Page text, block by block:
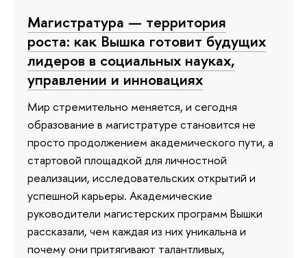
Магистратура — территория
роста: как Вышка готовит будущих
лидеров в социальных науках,
управлении и инновациях
Мир стремительно меняется, и сегодня
образование в магистратуре становится не
просто продолжением академического пути, а
стартовой площадкой для личностной
реализации, исследовательских открытий и
успешной карьеры. Академические
руководители магистерских программ Вышки
рассказали, чем каждая из них уникальна и
почему они притягивают талантливых,